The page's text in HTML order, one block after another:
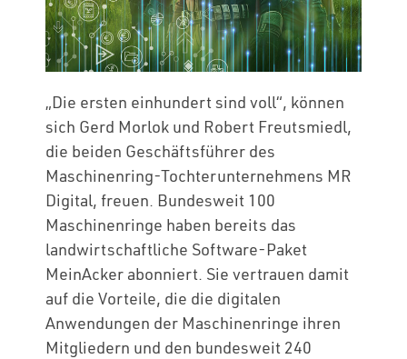
„Die ersten einhundert sind voll“, können
sich Gerd Morlok und Robert Freutsmiedl,
die beiden Geschäftsführer des
Maschinenring-Tochterunternehmens MR
Digital, freuen. Bundesweit 100
Maschinenringe haben bereits das
landwirtschaftliche Software-Paket
MeinAcker abonniert. Sie vertrauen damit
auf die Vorteile, die die digitalen
Anwendungen der Maschinenringe ihren
Mitgliedern und den bundesweit 240